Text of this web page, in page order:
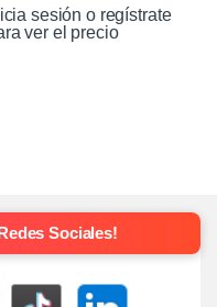
sesión o regístrate
ver el precio
Sociales!